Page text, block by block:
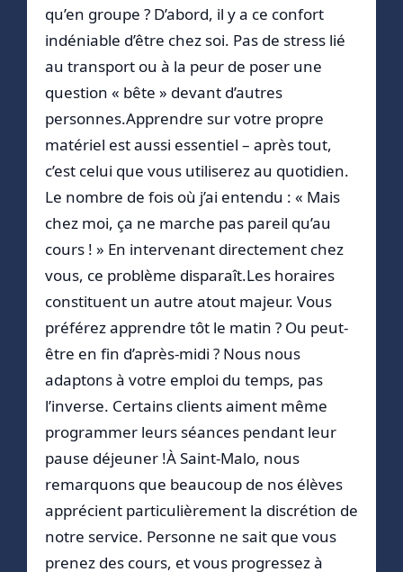
qu’en groupe ? D’abord, il y a ce confort
indéniable d’être chez soi. Pas de stress lié
au transport ou à la peur de poser une
question « bête » devant d’autres
personnes.Apprendre sur votre propre
matériel est aussi essentiel – après tout,
c’est celui que vous utiliserez au quotidien.
Le nombre de fois où j’ai entendu : « Mais
chez moi, ça ne marche pas pareil qu’au
cours ! » En intervenant directement chez
vous, ce problème disparaît.Les horaires
constituent un autre atout majeur. Vous
préférez apprendre tôt le matin ? Ou peut-
être en fin d’après-midi ? Nous nous
adaptons à votre emploi du temps, pas
l’inverse. Certains clients aiment même
programmer leurs séances pendant leur
pause déjeuner !À Saint-Malo, nous
remarquons que beaucoup de nos élèves
apprécient particulièrement la discrétion de
notre service. Personne ne sait que vous
prenez des cours, et vous progressez à